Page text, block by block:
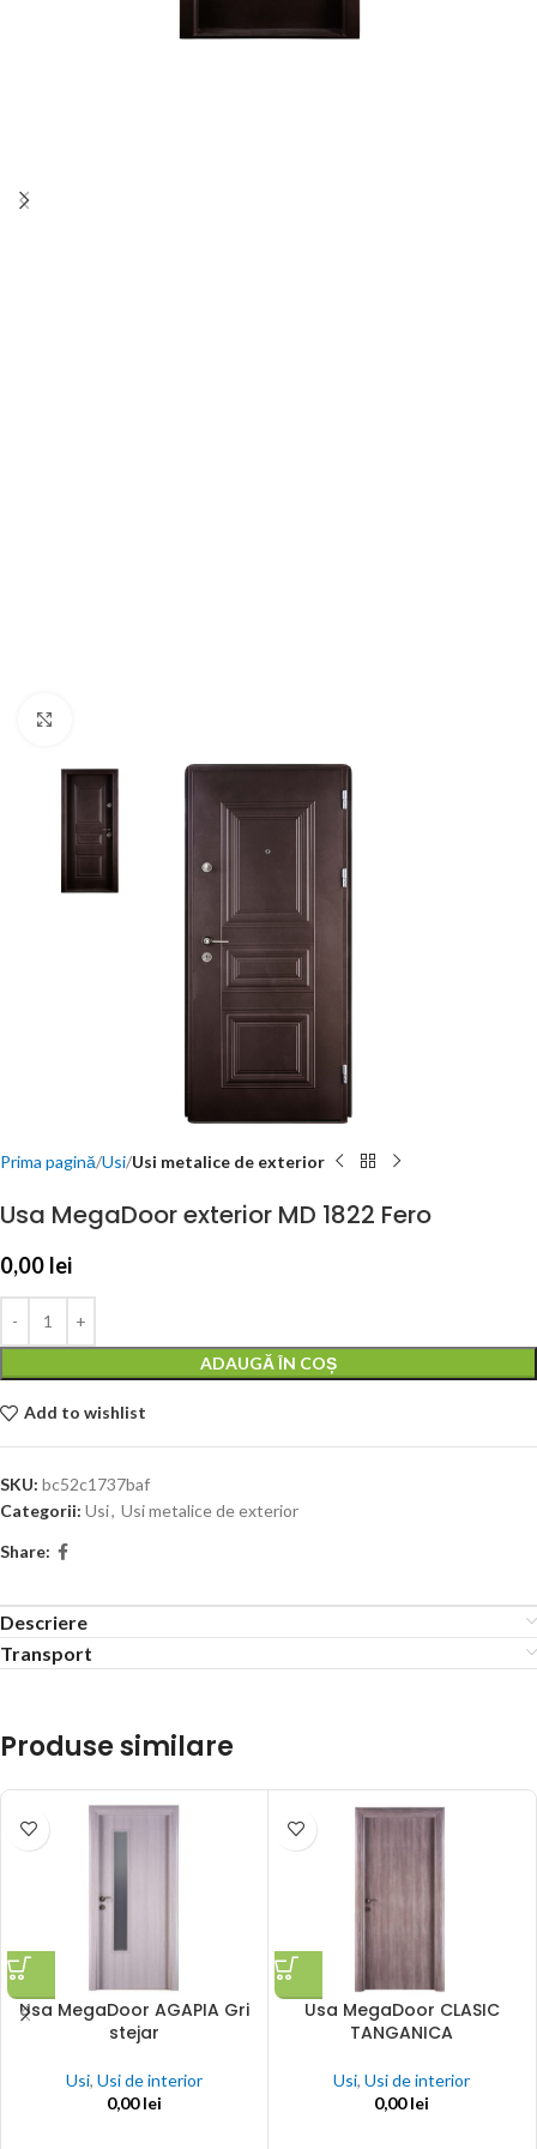
Prima pagină Usi Usi metalice de exterior
Usa MegaDoor exterior MD 1822 Fero
0,00 lei
ADAUGĂ ÎN COȘ
Add to wishlist
SKU: bc52c1737baf
Categorii: Usi, Usi metalice de exterior
Share:
Descriere
Transport
Produse similare
Usa MegaDoor AGAPIA Gri
stejar
Usi, Usi de interior
0,00lei
Usa MegaDoor CLASIC
TANGANICA
Usi, Usi de interior
0,00lei